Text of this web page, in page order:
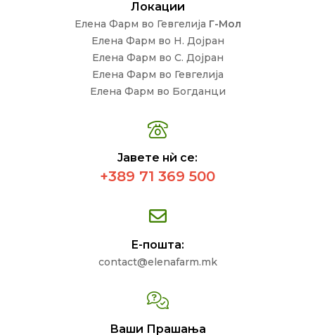
Локации
Елена Фарм во Гевгелија Г-Мол
Елена Фарм во Н. Дојран
Елена Фарм во С. Дојран
Елена Фарм во Гевгелија
Елена Фарм во Богданци
Јавете нѝ се:
+389 71 369 500
Е-пошта:
contact@elenafarm.mk
Ваши Прашања